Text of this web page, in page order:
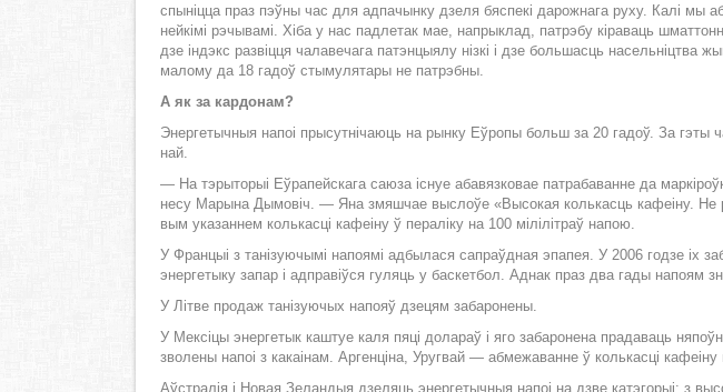
спы­ніц­ца праз пэў­ны час для ад­па­чын­ку дзе­ля бяс­пе­кі да­рож­на­га ру­ху. Ка­лі мы
ней­кі­мі рэ­чы­ва­мі. Хі­ба у нас пад­ле­так мае, на­прык­лад, па­трэ­бу кі­ра­ваць
дзе ін­дэкс раз­віц­ця ча­ла­ве­ча­га па­тэн­цы­я­лу ніз­кі і дзе боль­шасць
ма­ло­му да 18 га­доў сты­му­ля­та­ры не па­трэб­ны.
А як за кар­до­нам?
Энер­ге­тыч­ныя на­поі пры­сут­ні­ча­юць на рын­ку Еў­ро­пы больш за 20 га­доў. За гэ­ты
най.
— На тэ­ры­то­рыі Еў­ра­пей­ска­га са­ю­за іс­нуе аба­вяз­ко­вае па­тра­ба­ван­не да
не­су Ма­ры­на Ды­мо­віч. — Яна змя­шчае вы­слоўе «Вы­со­кая коль­касць ка­фе­і­ну. Не
вым ука­зан­нем коль­кас­ці ка­фе­і­ну ў пе­ра­лі­ку на 100 мі­лі­літ­раў на­пою.
У Фран­цыі з та­ні­зу­ю­чы­мі на­по­ямі ад­бы­ла­ся са­праўд­ная эпа­пея. У 2006 го­дзе іх
энер­ге­ты­ку за­пар і ад­пра­віў­ся гу­ляць у бас­кет­бол. Ад­нак праз два га­ды на­по­ям
У Літ­ве про­даж та­ні­зу­ю­чых на­по­яў дзе­цям за­ба­ро­не­ны.
У Мек­сі­цы энер­ге­тык каш­туе ка­ля пя­ці до­ла­раў і яго за­ба­ро­не­на пра­да­ваць
зво­ле­ны на­поі з ка­ка­і­нам. Ар­ген­ці­на, Уруг­вай — аб­ме­жа­ван­не ў коль­кас­ці
Аў­стра­лія і Но­вая Зе­лан­дыя дзе­ляць энер­ге­тыч­ныя на­поі на дзве ка­тэ­го­рыі: з